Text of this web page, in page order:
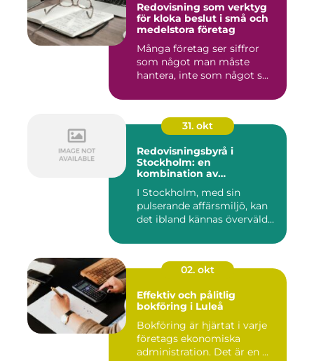
Redovisning som verktyg
för kloka beslut i små och
medelstora företag
Många företag ser siffror
som något man måste
hantera, inte som något s...
31. okt
Redovisningsbyrå i
Stockholm: en
kombination av
personlig service
I Stockholm, med sin
pulserande affärsmiljö, kan
det ibland kännas överväld...
02. okt
Effektiv och pålitlig
bokföring i Luleå
Bokföring är hjärtat i varje
företags ekonomiska
administration. Det är en ...